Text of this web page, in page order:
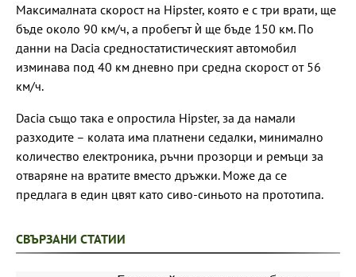
Максималната скорост на Hipster, която е с три врати, ще
бъде около 90 км/ч, а пробегът ѝ ще бъде 150 км. По
данни на Dacia средностатистическият автомобил
изминава под 40 км дневно при средна скорост от 56
км/ч.
Dacia също така е опростила Hipster, за да намали
разходите – колата има платнени седалки, минимално
количество електроника, ръчни прозорци и ремъци за
отваряне на вратите вместо дръжки. Може да се
предлага в един цвят като сиво-синьото на прототипа.
СВЪРЗАНИ СТАТИИ